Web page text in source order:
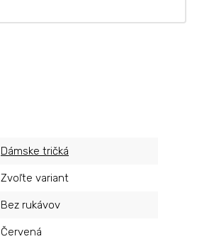
Dámske tričká
Zvoľte variant
Bez rukávov
Červená